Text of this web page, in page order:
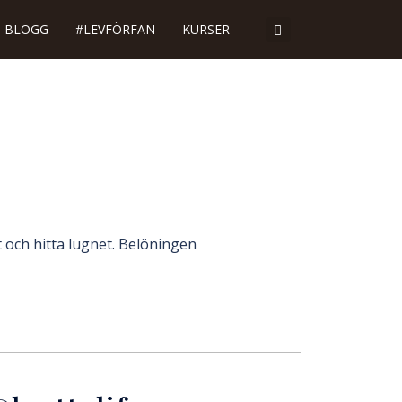
BLOGG #LEVFÖRFAN KURSER
hitta lugnet. Belöningen